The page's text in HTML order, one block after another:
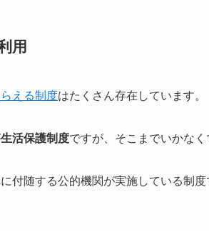
用
える制度はたくさん存在しています。
生活保護制度ですが、そこまでいかなく
付随する公的機関が実施している制